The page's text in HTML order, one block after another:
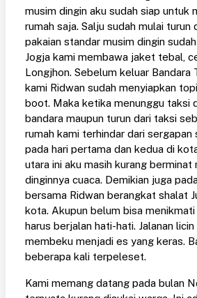
musim dingin aku sudah siap untuk
rumah saja. Salju sudah mulai turun
pakaian standar musim dingin
Jogja kami membawa jaket tebal,
Longjhon. Sebelum keluar Bandara
kami Ridwan sudah menyiapkan
boot. Maka ketika menunggu taksi
bandara maupun turun dari taksi
rumah kami terhindar dari sergapan
pada hari pertama dan kedua di
utara ini aku masih kurang berminat
dinginnya cuaca. Demikian juga
bersama Ridwan berangkat shalat
kota. Akupun belum bisa
harus berjalan hati-hati. Jalanan
membeku menjadi es yang keras.
beberapa kali terpeleset.
Kami memang datang pada bulan